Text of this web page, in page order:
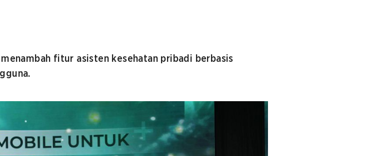
fitur asisten kesehatan pribadi berbasis